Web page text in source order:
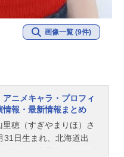
画像一覧 (9件)
アニメキャラ・プロフィ
情報・最新情報まとめ
里穂（すぎやまりほ）さ
31日生まれ、北海道出